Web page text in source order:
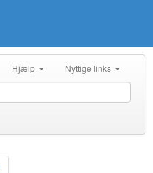
Hjælp Nyttige links